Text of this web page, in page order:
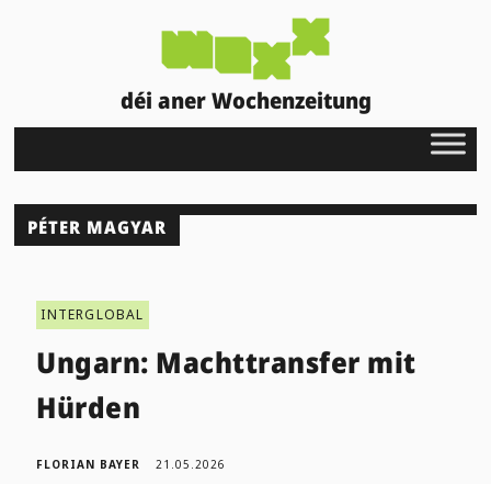
déi aner Wochenzeitung
PÉTER MAGYAR
INTERGLOBAL
Ungarn: Machttransfer mit
Hürden
FLORIAN BAYER 21.05.2026